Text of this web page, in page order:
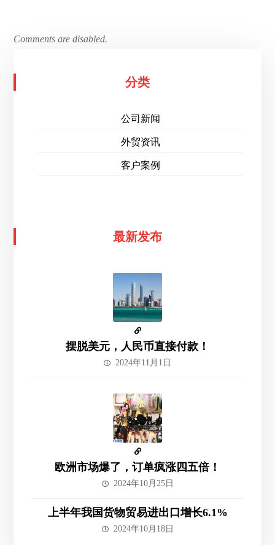
Comments are disabled.
分类
公司新闻
外贸资讯
客户案例
最新发布
摆脱美元，人民币直接付款！
2024年11月1日
欧洲市场爆了，订单疯涨四五倍！
2024年10月25日
上半年我国货物贸易进出口增长6.1%
2024年10月18日